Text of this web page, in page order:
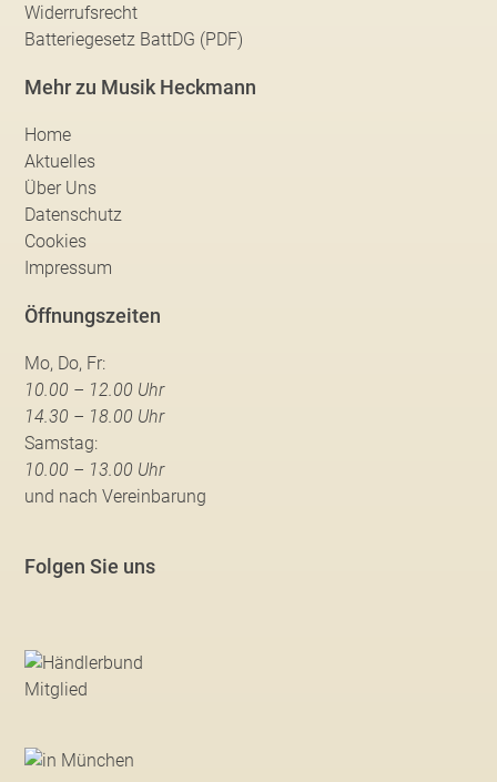
Widerrufsrecht
Batteriegesetz BattDG (PDF)
Mehr zu Musik Heckmann
Home
Aktuelles
Über Uns
Datenschutz
Cookies
Impressum
Öffnungszeiten
Mo, Do, Fr:
10.00 – 12.00 Uhr
14.30 – 18.00 Uhr
Samstag:
10.00 – 13.00 Uhr
und nach Vereinbarung
Folgen Sie uns